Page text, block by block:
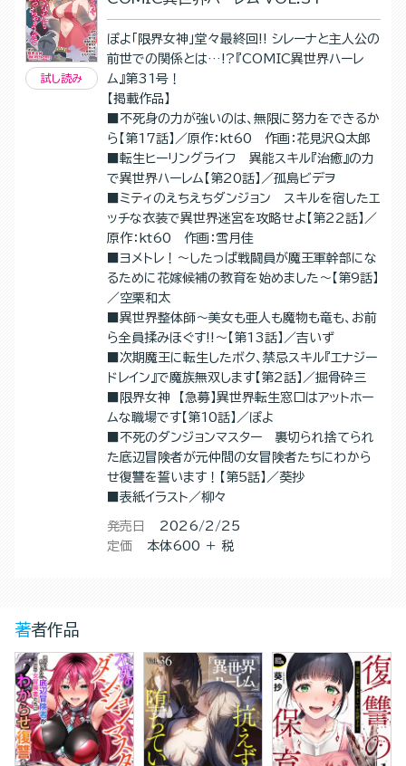
試し読み
ぽよ「限界女神」堂々最終回!! シレーナと主人公の
前世での関係とは…!?『COMIC異世界ハーレ
ム』第31号！
【掲載作品】
■不死身の力が強いのは、無限に努力をできるか
ら【第17話】／原作：kt60 作画：花見沢Q太郎
■転生ヒーリングライフ 異能スキル『治癒』の力
で異世界ハーレム【第20話】／孤島ビデヲ
■ミティのえちえちダンジョン スキルを宿したエ
ッチな衣装で異世界迷宮を攻略せよ【第22話】／
原作：kt60 作画：雪月佳
■ヨメトレ！～したっぱ戦闘員が魔王軍幹部にな
るために花嫁候補の教育を始めました～【第9話】
／空栗和太
■異世界整体師～美女も亜人も魔物も竜も、お前
ら全員揉みほぐす!!～【第13話】／吉いず
■次期魔王に転生したボク、禁忌スキル『エナジー
ドレイン』で魔族無双します【第2話】／掘骨砕三
■限界女神 【急募】異世界転生窓口はアットホー
ムな職場です【第10話】／ぽよ
■不死のダンジョンマスター 裏切られ捨てられ
た底辺冒険者が元仲間の女冒険者たちにわから
せ復讐を誓います！【第5話】／葵抄
■表紙イラスト／柳々
発売日
2026/2/25
定価
本体600 ＋ 税
著者作品